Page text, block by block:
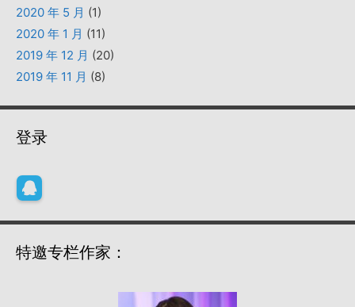
2020 年 5 月 (1)
2020 年 1 月 (11)
2019 年 12 月 (20)
2019 年 11 月 (8)
登录
特邀专栏作家：